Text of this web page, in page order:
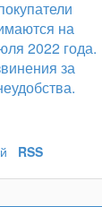
на
2022 года.
за
RSS